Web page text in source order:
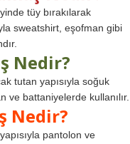
tüy bırakılarak
sweatshirt, eşofman gibi
Nedir?
tutan yapısıyla soğuk
ve battaniyelerde kullanılır.
Nedir?
pantolon ve